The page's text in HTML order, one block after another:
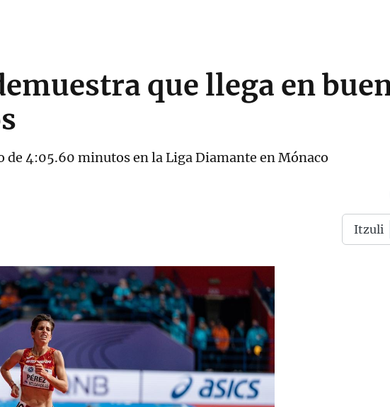
que llega en
de 4:05.60 minutos en la Liga Diamante en Mónaco
Itzuli